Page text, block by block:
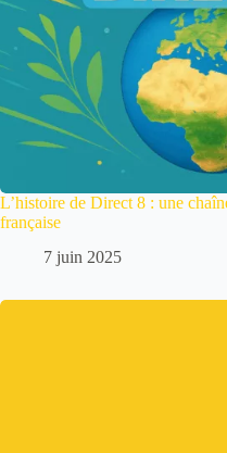
L’histoire de Direct 8 : une
française
7 juin 2025